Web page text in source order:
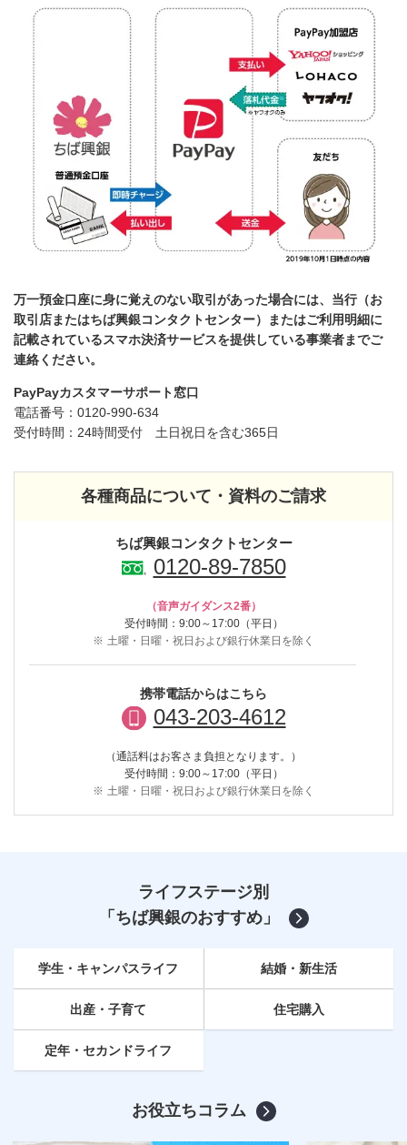
万一預金口座に身に覚えのない取引があった場合には、当行（お
取引店またはちば興銀コンタクトセンター）またはご利用明細に
記載されているスマホ決済サービスを提供している事業者までご
連絡ください。
PayPayカスタマーサポート窓口
電話番号： 0120-990-634
受付時間：24時間受付 土日祝日を含む365日
各種商品について・資料のご請求
ちば興銀コンタクトセンター
0120-89-7850
（音声ガイダンス2番）
受付時間：9:00～17:00（平日）
※ 土曜・日曜・祝日および銀行休業日を除く
携帯電話からはこちら
043-203-4612
（通話料はお客さま負担となります。）
受付時間：9:00～17:00（平日）
※ 土曜・日曜・祝日および銀行休業日を除く
ライフステージ別
「ちば興銀のおすすめ」
学生・キャンパスライフ 結婚・新生活
出産・子育て 住宅購入
定年 ・セカンドライフ
お役立ちコラム